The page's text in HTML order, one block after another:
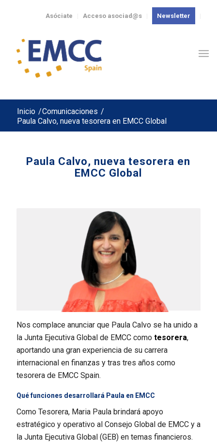
Newsletter
Acceso asociad@s
Asóciate
Inicio /Comunicaciones /
Paula Calvo, nueva tesorera en EMCC Global
Paula Calvo, nueva tesorera en
EMCC Global
Nos complace anunciar que Paula Calvo se ha unido a
la Junta Ejecutiva Global de EMCC como tesorera,
aportando una gran experiencia de su carrera
internacional en finanzas y tras tres años como
tesorera de EMCC Spain.
Qué funciones desarrollará Paula en EMCC
Como Tesorera, Maria Paula brindará apoyo
estratégico y operativo al Consejo Global de EMCC y a
la Junta Ejecutiva Global (GEB) en temas financieros.